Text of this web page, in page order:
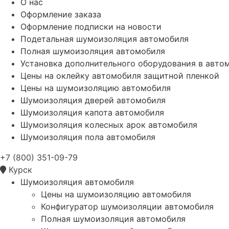
Оформление заказа
Оформление подписки на новости
Подетальная шумоизоляция автомобиля
Полная шумоизоляция автомобиля
Установка дополнительного оборудования в
Цены на оклейку автомобиля защитной пленкой
Цены на шумоизоляцию автомобиля
Шумоизоляция дверей автомобиля
Шумоизоляция капота автомобиля
Шумоизоляция колесных арок автомобиля
Шумоизоляция пола автомобиля
+7 (800) 351-09-79
Курск
Шумоизоляция автомобиля
Цены на шумоизоляцию автомобиля
Конфигуратор шумоизоляции автомобиля
Полная шумоизоляция автомобиля